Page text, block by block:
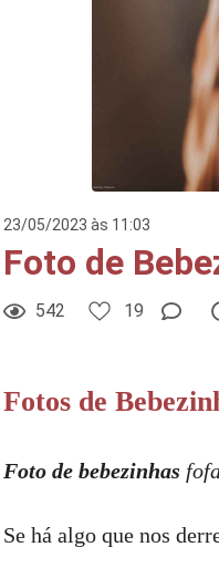
23/05/2023 às 11:03
Foto de
542 19
Fotos de
Foto de bebezinhas
Se há algo que nos